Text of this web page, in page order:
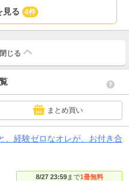
見る 4件
閉じる
まとめ買い
、経験ゼロなオレが、お付き合
8/27 23:59まで1冊無料